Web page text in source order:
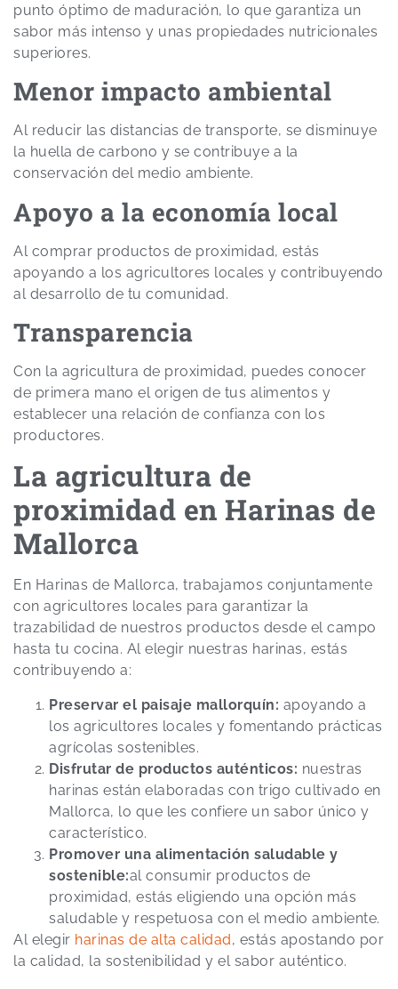
punto óptimo de maduración, lo que garantiza un
sabor más intenso y unas propiedades nutricionales
superiores.
Menor impacto ambiental
Al reducir las distancias de transporte, se disminuye
la huella de carbono y se contribuye a la
conservación del medio ambiente.
Apoyo a la economía local
Al comprar productos de proximidad, estás
apoyando a los agricultores locales y contribuyendo
al desarrollo de tu comunidad.
Transparencia
Con la agricultura de proximidad, puedes conocer
de primera mano el origen de tus alimentos y
establecer una relación de confianza con los
productores.
La agricultura de
proximidad en Harinas de
Mallorca
En Harinas de Mallorca, trabajamos conjuntamente
con agricultores locales para garantizar la
trazabilidad de nuestros productos desde el campo
hasta tu cocina. Al elegir nuestras harinas, estás
contribuyendo a:
Preservar el paisaje mallorquín: apoyando a
los agricultores locales y fomentando prácticas
agrícolas sostenibles.
Disfrutar de productos auténticos: nuestras
harinas están elaboradas con trigo cultivado en
Mallorca, lo que les confiere un sabor único y
característico.
Promover una alimentación saludable y
sostenible:al consumir productos de
proximidad, estás eligiendo una opción más
saludable y respetuosa con el medio ambiente.
Al elegir harinas de alta calidad, estás apostando por
la calidad, la sostenibilidad y el sabor auténtico.